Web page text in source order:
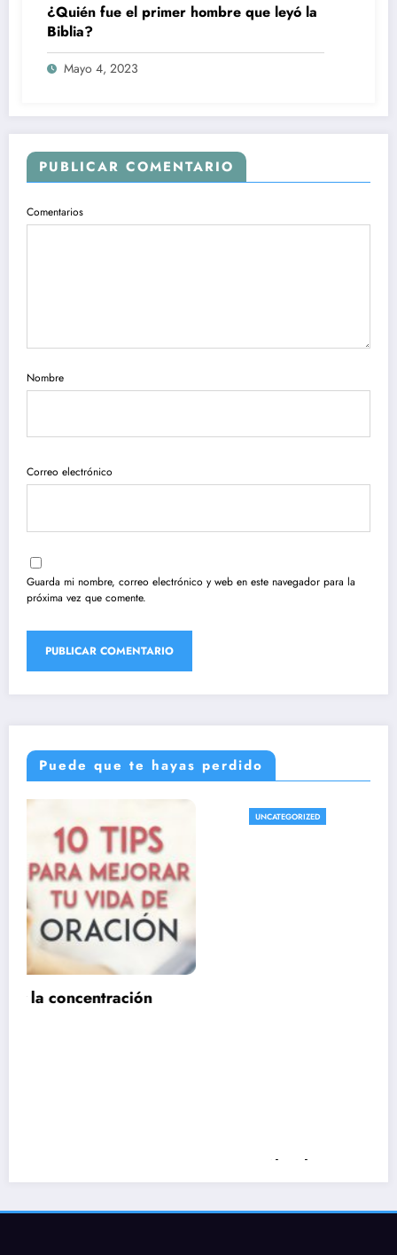
¿Quién fue el primer hombre que leyó la
Biblia?
Mayo 4, 2023
PUBLICAR COMENTARIO
Comentarios
Nombre
Correo electrónico
Guarda mi nombre, correo electrónico y web en este navegador para la
próxima vez que comente.
Puede que te hayas perdido
Cuál es la importancia de la formación y el
estudio en la fe católica
marzo 12, 2024 Alexander